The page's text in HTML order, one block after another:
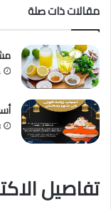
مقالات ذات صلة
تفاصيل